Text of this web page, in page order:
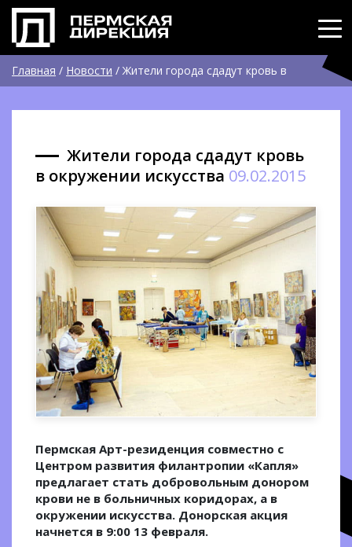
Главная / Новости / Жители города сдадут кровь в
Жители города сдадут кровь
в окружении искусства 09.02.2015
Пермская Арт-резиденция совместно с
Центром развития филантропии «Капля»
предлагает стать добровольным донором
крови не в больничных коридорах, а в
окружении искусства. Донорская акция
начнется в 9:00 13 февраля.